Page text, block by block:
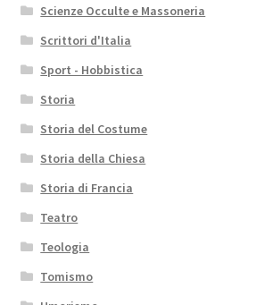
Scienze Occulte e Massoneria
Scrittori d'Italia
Sport - Hobbistica
Storia
Storia del Costume
Storia della Chiesa
Storia di Francia
Teatro
Teologia
Tomismo